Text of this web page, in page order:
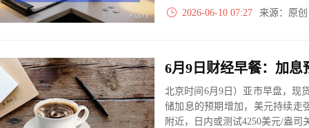
2026-06-10 07:27 来源：原
北京时间6月9日）亚市早盘，现
储加息的预期增加，美元持续走
附近，日内或测试4250美元/盎司